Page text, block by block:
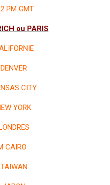
PM GMT
ou PARIS
CITY
YORK
CAIRO